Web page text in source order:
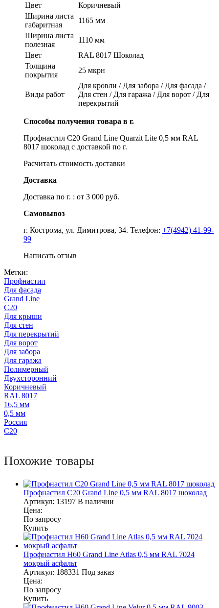
Цвет
Коричневый
Ширина листа
габаритная
1165 мм
Ширина листа
полезная
1110 мм
Цвет
RAL 8017 Шоколад
Толщина
покрытия
25 мкрн
Виды работ
Для кровли / Для забора / Для фасада /
Для стен / Для гаража / Для ворот / Для
перекрытий
Способы получения товара в г.
Профнастил С20 Grand Line Quarzit Lite 0,5 мм RAL
8017 шоколад с доставкой по г.
Расчитать стоимость доставки
Доставка
Доставка по г. : от 3 000 руб.
Самовывоз
г. Кострома, ул. Димитрова, 34. Телефон: +7(4942) 41-99-
99
Написать отзыв
Метки:
Профнастил
Для фасада
Grand Line
С20
Для крыши
Для стен
Для перекрытий
Для ворот
Для забора
Для гаража
Полимерный
Двухсторонний
Коричневый
RAL 8017
16,5 мм
0,5 мм
Россия
С20
Похожие товары
Профнастил С20 Grand Line 0,5 мм RAL 8017 шоколад
Артикул: 13197 В наличии
Цена:
По запросу
Купить
Профнастил Н60 Grand Line Atlas 0,5 мм RAL 7024
мокрый асфальт
Артикул: 188331 Под заказ
Цена:
По запросу
Купить